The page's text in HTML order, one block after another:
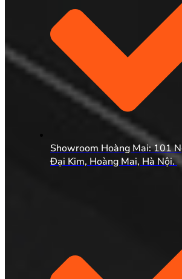
Showroom Hoàng Mai: 101
Đại Kim, Hoàng Mai, Hà Nội.